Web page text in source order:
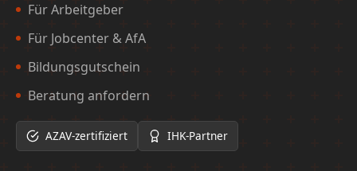
Für Arbeitgeber
Für Jobcenter & AfA
Bildungsgutschein
Beratung anfordern
AZAV-zertifiziert IHK-Partner